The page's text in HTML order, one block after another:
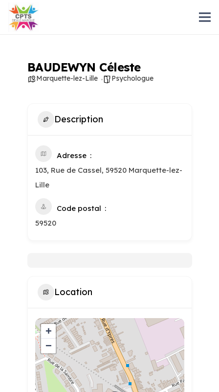
BAUDEWYN Céleste
Marquette-lez-Lille Psychologue
Description
Adresse
103, Rue de Cassel, 59520 Marquette-lez-
Lille
Code postal
59520
Location
+
−